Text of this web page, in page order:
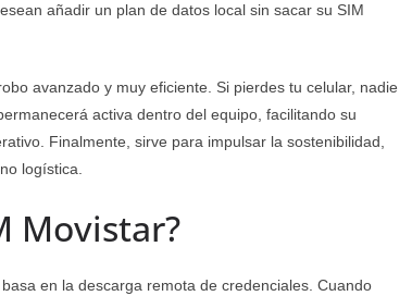
añadir un plan de datos local sin sacar su SIM
avanzado y muy eficiente. Si pierdes tu celular, nadie
activa dentro del equipo, facilitando su
Finalmente, sirve para impulsar la sostenibilidad,
logística.
Movistar?
en la descarga remota de credenciales. Cuando